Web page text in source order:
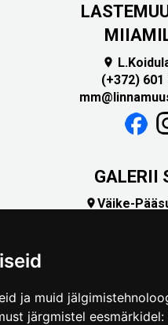
ja muid
järgmistel eesmärkidel:

(+372) 601
GALERII
Väike-